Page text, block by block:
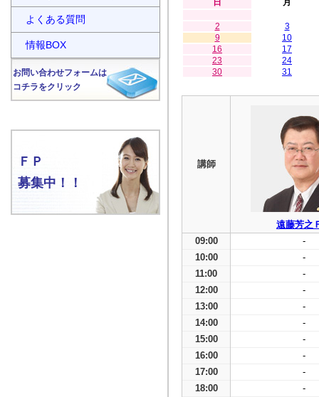
日 月
2
3
9
10
16
17
23
24
30
31
講師
遠藤芳之
09:00
-
10:00
-
11:00
-
12:00
-
13:00
-
14:00
-
15:00
-
16:00
-
17:00
-
18:00
-
よくある質問
情報BOX
お問い合わせフォームは
コチラをクリック
ＦＰ
募集中！！